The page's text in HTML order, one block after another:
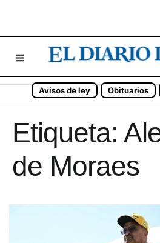
Avisos de ley Obituarios
Etiqueta:
de Moraes